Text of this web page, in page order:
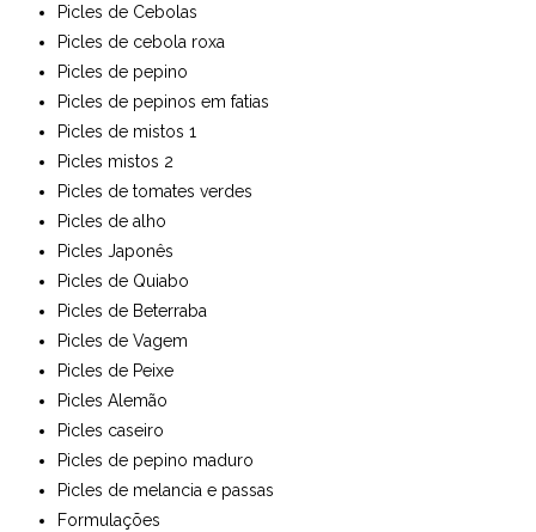
Picles de Cebolas
Picles de cebola roxa
Picles de pepino
Picles de pepinos em fatias
Picles de mistos 1
Picles mistos 2
Picles de tomates verdes
Picles de alho
Picles Japonês
Picles de Quiabo
Picles de Beterraba
Picles de Vagem
Picles de Peixe
Picles Alemão
Picles caseiro
Picles de pepino maduro
Picles de melancia e passas
Formulações